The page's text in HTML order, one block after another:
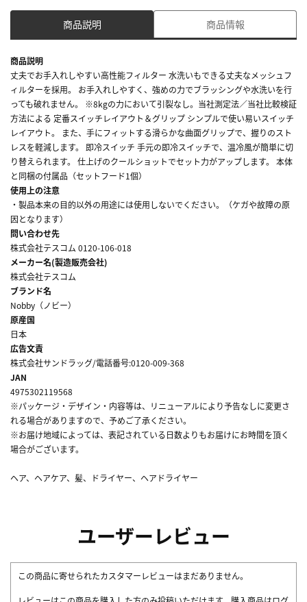
商品説明 商品情報
商品説明
丈夫でお手入れしやすい高性能フィルター 水洗いもできる丈夫なメッシュフ
ィルターを採用。 お手入れしやすく、強めの力でブラッシングや水洗いを行
っても破れません。 ※8kgの力において引裂なし。当社測定法／当社比較検証
方法による 定番スイッチレイアウト＆グリップ シンプルで使い易いスイッチ
レイアウト。 また、手にフィットする滑らかな曲面グリップで、握りのスト
レスを軽減します。 即冷スイッチ 手元の即冷スイッチで、温冷風が簡単に切
り替えられます。 仕上げのクールショットでセット力がアップします。 本体
と同梱の付属品（セットフード1個）
使用上の注意
・製品本来の目的以外の用途には使用しないでください。（ケガや故障の原
因となります）
問い合わせ先
株式会社テスコム 0120-106-018
メーカー名(製造販売会社)
株式会社テスコム
ブランド名
Nobby（ノビー）
原産国
日本
広告文責
株式会社サンドラッグ/電話番号:0120-009-368
JAN
4975302119568
※パッケージ・デザイン・内容等は、リニューアルにより予告なしに変更さ
れる場合がありますので、予めご了承ください。
※お届け地域によっては、表記されている日数よりもお届けにお時間を頂く
場合がございます。
ヘア、ヘアケア、髪、ドライヤー、ヘアドライヤー
ユーザーレビュー
この商品に寄せられたカスタマーレビューはまだありません。